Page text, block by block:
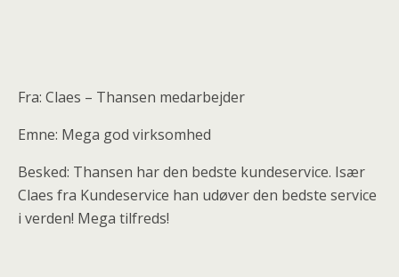
Fra: Claes – Thansen medarbejder
Emne: Mega god virksomhed
Besked: Thansen har den bedste kundeservice. Især
Claes fra Kundeservice han udøver den bedste service
i verden! Mega tilfreds!